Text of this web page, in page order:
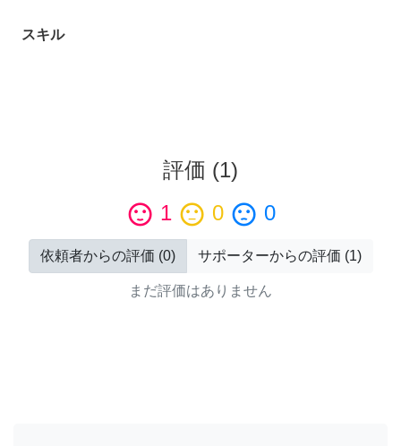
スキル
評価 (1)
sentiment_satisfied 1 sentiment_neutral 0 sentiment_dissatisfied 0
依頼者からの評価 (0) サポーターからの評価 (1)
まだ評価はありません